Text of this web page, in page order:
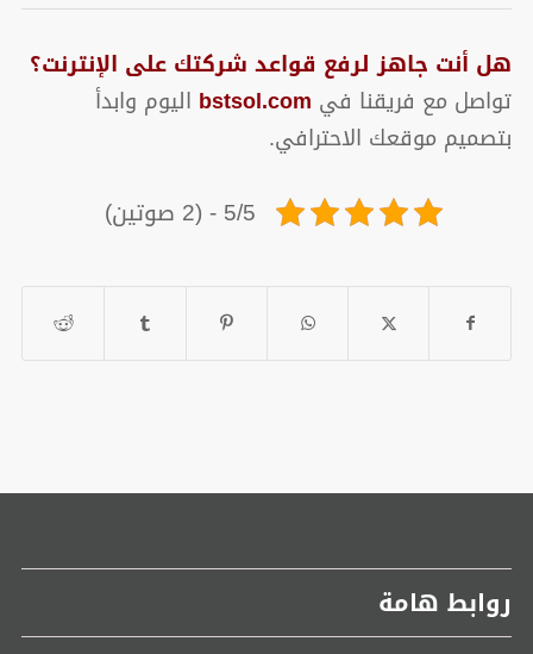
هل أنت جاهز لرفع قواعد شركتك على الإنترنت؟
تواصل مع فريقنا في bstsol.com اليوم وابدأ
بتصميم موقعك الاحترافي.
5/5 - (2 صوتين)
روابط هامة